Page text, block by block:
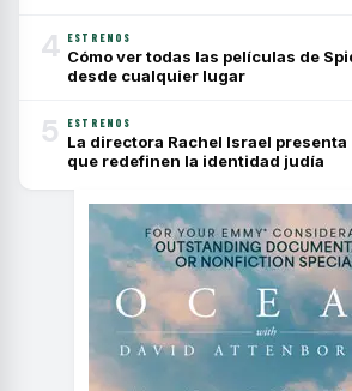
4 ESTRENOS
Cómo ver todas las películas de
desde cualquier lugar
5 ESTRENOS
La directora Rachel Israel presenta
que redefinen la identidad judía